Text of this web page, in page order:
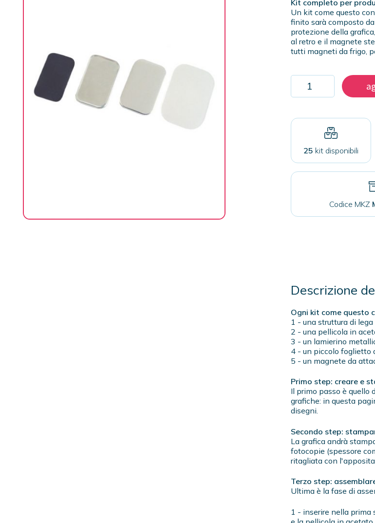
Kit completo per
Un kit come questo
finito sarà composto
protezione della
al retro e il magnete
tutti magneti da frigo,
Kit
magneti
68x44mm
25 kit disponibili
Codice MKZ
Descrizione
Ogni kit come questo
1 - una struttura di
2 - una pellicola in
3 - un lamierino
4 - un piccolo foglietto
5 - un magnete da
Primo step: creare e
Il primo passo è quello
grafiche: in questa
disegni.
Secondo step:
La grafica andrà
fotocopie (spessore
ritagliata con
Terzo step:
Ultima è la fase di
1 - inserire nella prima